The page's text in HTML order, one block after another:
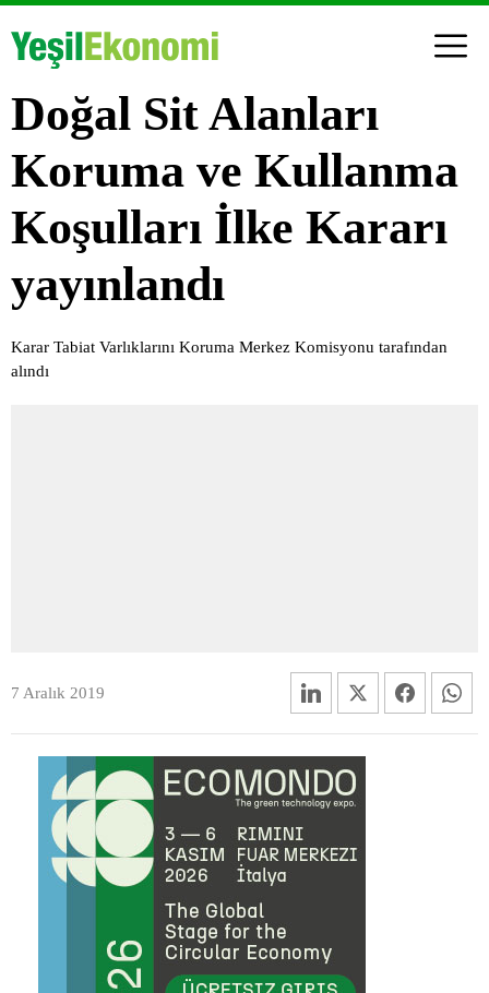
Doğal Sit Alanları
Koruma ve Kullanma
Koşulları İlke Kararı
yayınlandı
Karar Tabiat Varlıklarını Koruma Merkez Komisyonu tarafından
alındı
7 Aralık 2019